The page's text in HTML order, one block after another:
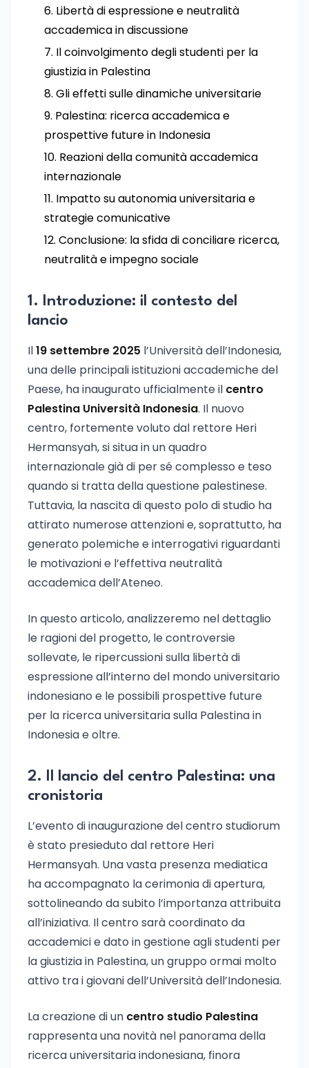
Libertà di espressione e neutralità
accademica in discussione
Il coinvolgimento degli studenti per la
giustizia in Palestina
Gli effetti sulle dinamiche universitarie
Palestina: ricerca accademica e
prospettive future in Indonesia
Reazioni della comunità accademica
internazionale
Impatto su autonomia universitaria e
strategie comunicative
Conclusione: la sfida di conciliare ricerca,
neutralità e impegno sociale
1. Introduzione: il contesto del
lancio
Il19 settembre 2025 l’Università dell’Indonesia,
una delle principali istituzioni accademiche del
Paese, ha inaugurato ufficialmente il centro
Palestina Università Indonesia. Il nuovo
centro, fortemente voluto dal rettore Heri
Hermansyah, si situa in un quadro
internazionale già di per sé complesso e teso
quando si tratta della questione palestinese.
Tuttavia, la nascita di questo polo di studio ha
attirato numerose attenzioni e, soprattutto, ha
generato polemiche e interrogativi riguardanti
le motivazioni e l’effettiva neutralità
accademica dell’Ateneo.
In questo articolo, analizzeremo nel dettaglio
le ragioni del progetto, le controversie
sollevate, le ripercussioni sulla libertà di
espressione all’interno del mondo universitario
indonesiano e le possibili prospettive future
per la ricerca universitaria sulla Palestina in
Indonesia e oltre.
2. Il lancio del centro Palestina: una
cronistoria
L’evento di inaugurazione del centro studiorum
è stato presieduto dal rettore Heri
Hermansyah. Una vasta presenza mediatica
ha accompagnato la cerimonia di apertura,
sottolineando da subito l’importanza attribuita
all’iniziativa. Il centro sarà coordinato da
accademici e dato in gestione agli studenti per
la giustizia in Palestina, un gruppo ormai molto
attivo tra i giovani dell’Università dell’Indonesia.
La creazione di un centro studio Palestina
rappresenta una novità nel panorama della
ricerca universitaria indonesiana, finora